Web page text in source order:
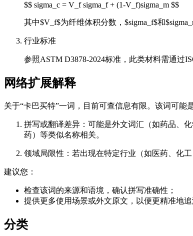
$$ sigma_c = V_f sigma_f + (1-V_f)sigma_m $$
其中$V_f$为纤维体积分数，$sigma_f$和
行业标准
参照ASTM D3878-2024标准，此类材料需通过
网络扩展解释
关于“卡巴买特”一词，目前可查信息有限。该词可
拼写或翻译差异：可能是外文词汇（如药品、
药）等类似名称相关。
领域局限性：若出现在特定行业（如医药、化
建议您：
检查该词的来源和语境，确认拼写准确性；
提供更多使用场景或外文原文，以便更精准地追
分类